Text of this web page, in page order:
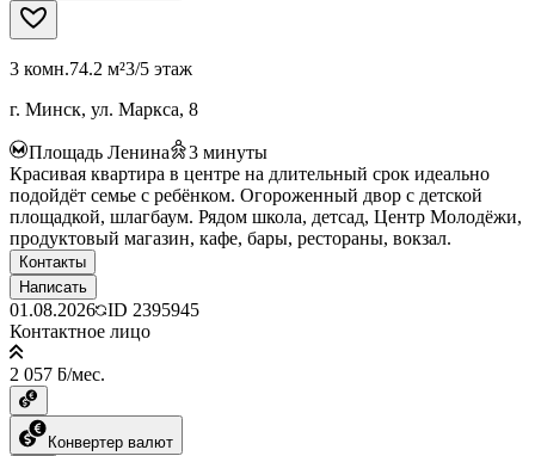
3 комн.74.2 м²3/5 этаж
г. Минск, ул. Маркса, 8
Площадь Ленина 3 минуты
Красивая квартира в центре на длительный срок идеально
подойдёт семье с ребёнком. Огороженный двор с детской
площадкой, шлагбаум. Рядом школа, детсад, Центр Молодёжи,
продуктовый магазин, кафе, бары, рестораны, вокзал.
Контакты
Написать
01.08.2026 ID 2395945
Контактное лицо
2 057 ƃ/мес.
Конвертер валют